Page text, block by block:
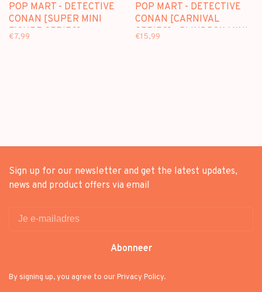
POP MART - DETECTIVE
CONAN [SUPER MINI
FIGURE SERIES] -
€7,99
POP MART - DETECTIVE
CONAN [CARNIVAL
SERIES] - BLINDBOX MINI
€15,99
Sign up for our newsletter and get the latest updates,
news and product offers via email
Abonneer
By signing up, you agree to our Privacy Policy.